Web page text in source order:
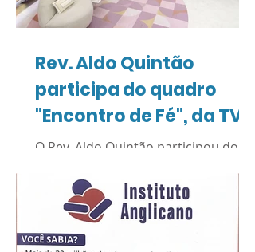
Rev. Aldo Quintão
participa do quadro
"Encontro de Fé", da TV
Globo
O Rev. Aldo Quintão participou do
pelo programa Encontro, da TV
Globo. A reportagem apresentou um
pouco de sua trajetória como
reverendo anglicano e promoveu